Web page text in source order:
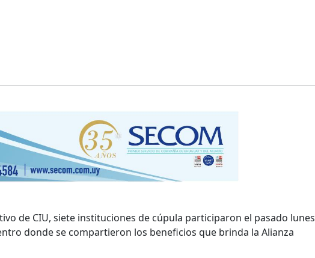
de CIU, siete instituciones de cúpula participaron el pasado lunes
donde se compartieron los beneficios que brinda la Alianza